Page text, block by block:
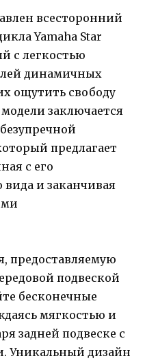
всесторонний
Yamaha Star
с легкостью
динамичных
ощутить свободу
заключается
предлагает
с его
и заканчивая
предоставляемую
подвеской
бесконечные
мягкостью и
задней подвеске с
Уникальный дизайн